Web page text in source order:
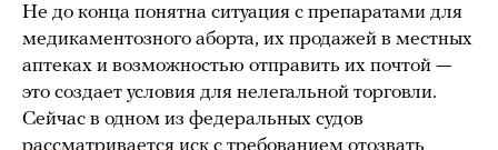
Не до конца понятна ситуация с препаратами для
медикаментозного аборта, их продажей в местных
аптеках и возможностью отправить их почтой —
это создает условия для нелегальной торговли.
Сейчас в одном из федеральных судов